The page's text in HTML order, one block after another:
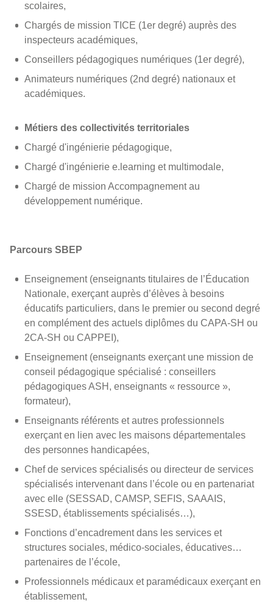
scolaires,
Chargés de mission TICE (1er degré) auprès des
inspecteurs académiques,
Conseillers pédagogiques numériques (1er degré),
Animateurs numériques (2nd degré) nationaux et
académiques.
Métiers des collectivités territoriales
Chargé d'ingénierie pédagogique,
Chargé d'ingénierie e.learning et multimodale,
Chargé de mission Accompagnement au
développement numérique.
Parcours SBEP
Enseignement (enseignants titulaires de l’Éducation
Nationale, exerçant auprès d’élèves à besoins
éducatifs particuliers, dans le premier ou second degré
en complément des actuels diplômes du CAPA-SH ou
2CA-SH ou CAPPEI),
Enseignement (enseignants exerçant une mission de
conseil pédagogique spécialisé : conseillers
pédagogiques ASH, enseignants « ressource »,
formateur),
Enseignants référents et autres professionnels
exerçant en lien avec les maisons départementales
des personnes handicapées,
Chef de services spécialisés ou directeur de services
spécialisés intervenant dans l’école ou en partenariat
avec elle (SESSAD, CAMSP, SEFIS, SAAAIS,
SSESD, établissements spécialisés…),
Fonctions d’encadrement dans les services et
structures sociales, médico-sociales, éducatives…
partenaires de l’école,
Professionnels médicaux et paramédicaux exerçant en
établissement,